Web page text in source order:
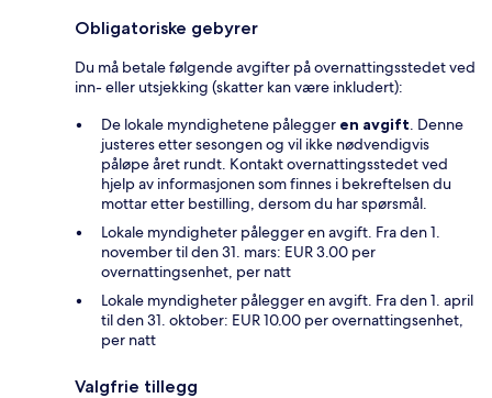
Obligatoriske gebyrer
Du må betale følgende avgifter på overnattingsstedet ved
inn- eller utsjekking (skatter kan være inkludert):
De lokale myndighetene pålegger en avgift. Denne
justeres etter sesongen og vil ikke nødvendigvis
påløpe året rundt. Kontakt overnattingsstedet ved
hjelp av informasjonen som finnes i bekreftelsen du
mottar etter bestilling, dersom du har spørsmål.
Lokale myndigheter pålegger en avgift. Fra den 1.
november til den 31. mars: EUR 3.00 per
overnattingsenhet, per natt
Lokale myndigheter pålegger en avgift. Fra den 1. april
til den 31. oktober: EUR 10.00 per overnattingsenhet,
per natt
Valgfrie tillegg